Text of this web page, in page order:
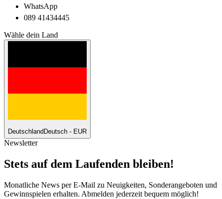
WhatsApp
089 41434445
Wähle dein Land
Deutschland Deutsch - EUR
Newsletter
Stets auf dem Laufenden bleiben!
Monatliche News per E-Mail zu Neuigkeiten, Sonderangeboten und
Gewinnspielen erhalten. Abmelden jederzeit bequem möglich!